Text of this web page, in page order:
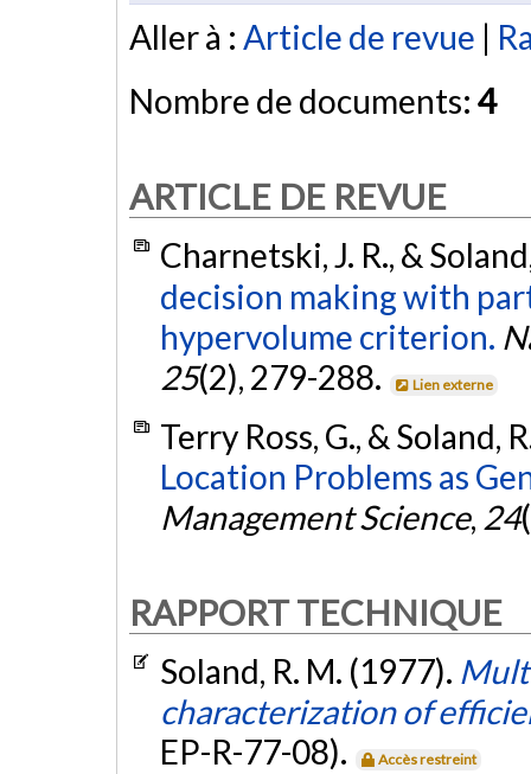
Aller à : Article de revue |
Nombre de documents: 4
ARTICLE DE REVUE
Charnetski, J. R., &
decision making with
hypervolume criterion.
25(2), 279-288. Lien externe
Terry Ross, G., & Soland,
Location Problems as
Management Science, 24
RAPPORT TECHNIQUE
Soland, R. M. (1977).
characterization of
EP-R-77-08).
Accès restreint